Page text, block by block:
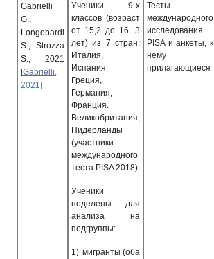
Gabrielli
G.,
Longobardi
S., Strozza
S., 2021
[Gabrielli,
2021]
Ученики 9-х
классов (возраст
от 15,2 до 16 ,3
лет) из 7 стран:
Италия,
Испания,
Греция,
Германия,
Франция.
Великобритания,
Нидерланды
(участники
международного
теста PISA 2018).
Ученики
поделены для
анализа на
подгруппы:
1) мигранты (оба
Тесты
международного
исследования
PISA и анкеты, к
нему
прилагающиеся